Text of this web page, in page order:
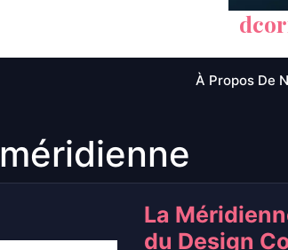
À Propos De
méridienne
La
du Design